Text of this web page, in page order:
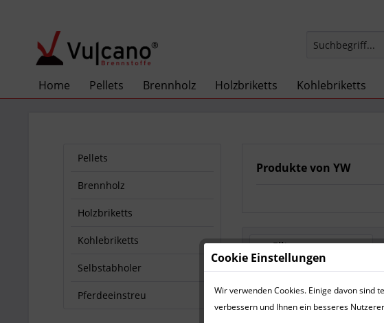
Home Pellets Brennholz Holzbriketts Kohlebriketts
Pellets
Brennholz
Holzbriketts
Kohlebriketts
Selbstabholer
Pferdeeinstreu
Produkte von YW
Filtern
Cookie Einstellungen
Wir verwenden Cookies. Einige davon sind
verbessern und Ihnen ein besseres